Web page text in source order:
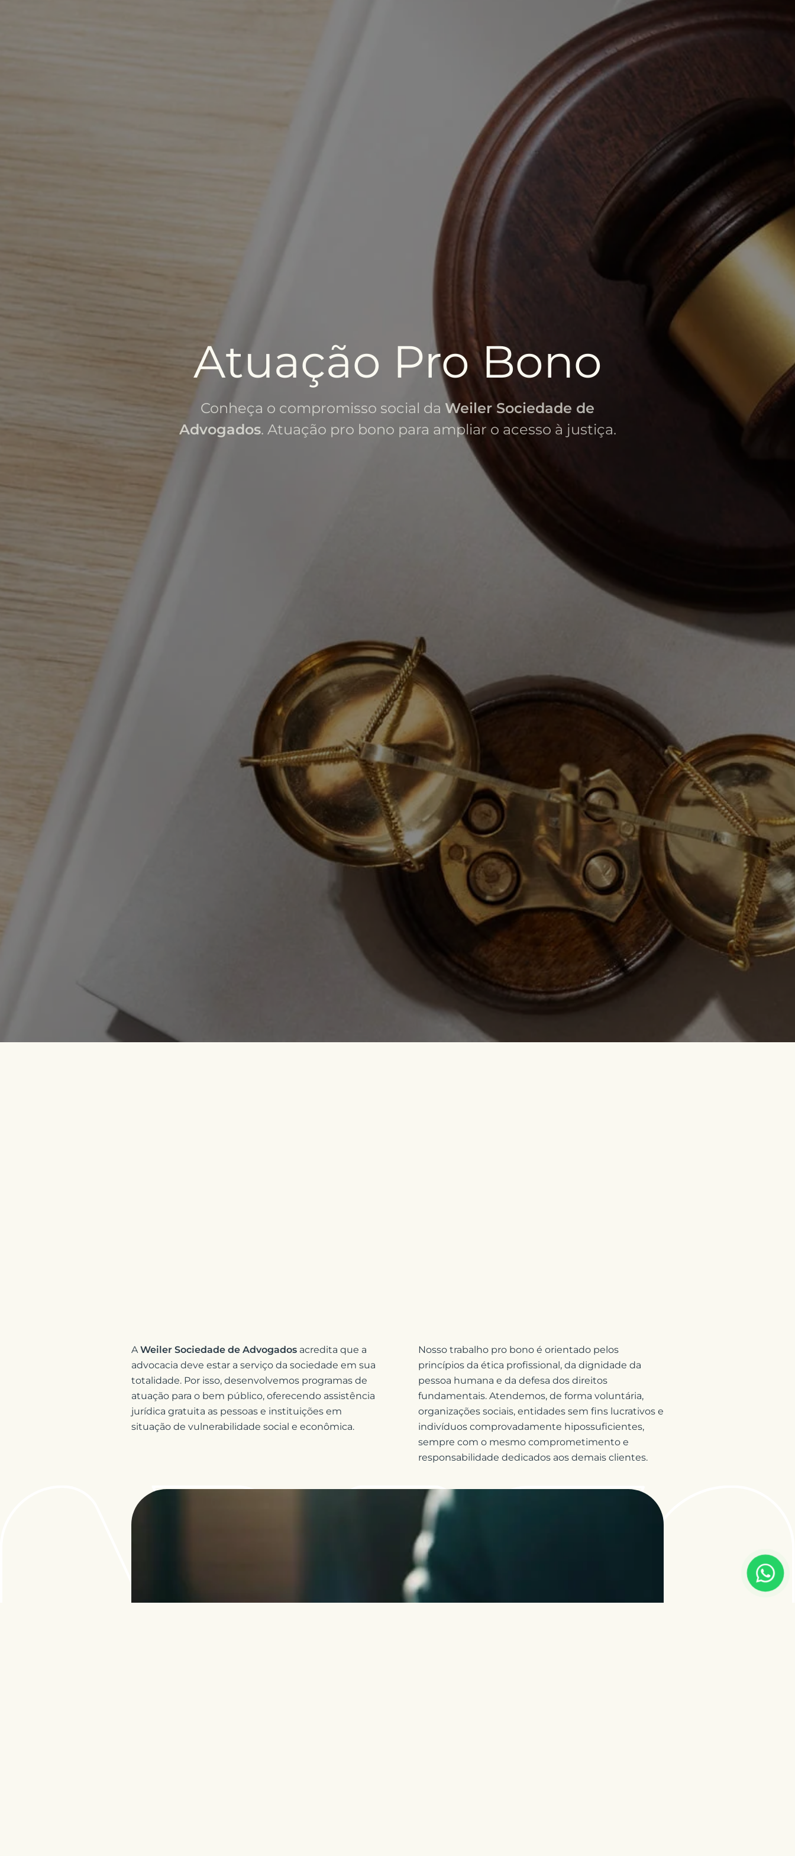
Atuação Pro Bono
Conheça o compromisso social da Weiler Sociedade de
Advogados. Atuação pro bono para ampliar o acesso à justiça.
AWeiler Sociedade de Advogados acredita que a
advocacia deve estar a serviço da sociedade em sua
totalidade. Por isso, desenvolvemos programas de
atuação para o bem público, oferecendo assistência
jurídica gratuita as pessoas e instituições em
situação de vulnerabilidade social e econômica.
Nosso trabalho pro bono é orientado pelos
princípios da ética profissional, da dignidade da
pessoa humana e da defesa dos direitos
fundamentais. Atendemos, de forma voluntária,
organizações sociais, entidades sem fins lucrativos e
indivíduos comprovadamente hipossuficientes,
sempre com o mesmo comprometimento e
responsabilidade dedicados aos demais clientes.